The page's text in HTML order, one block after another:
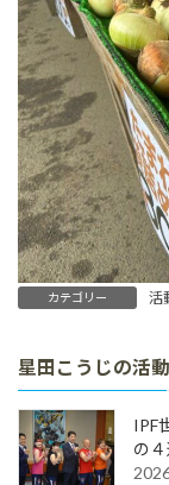
カテゴリー 活
星田こうじの活
IPF
の